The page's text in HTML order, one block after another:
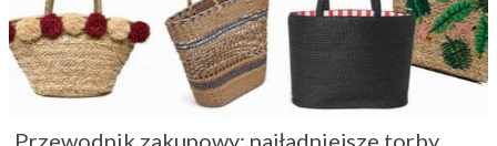
Przewodnik zakupowy: najładniejsze torby